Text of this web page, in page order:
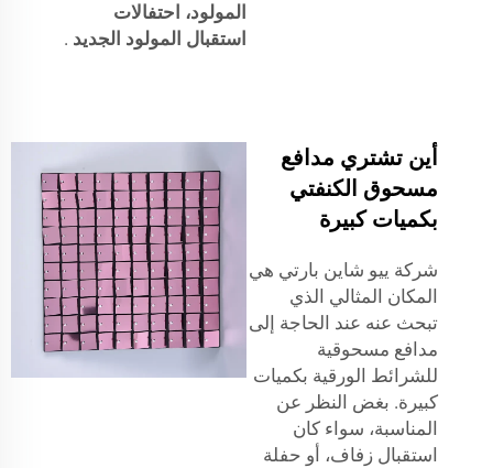
المولود، احتفالات
استقبال المولود الجديد .
أين تشتري مدافع
مسحوق الكنفتي
بكميات كبيرة
شركة ييو شاين بارتي هي
المكان المثالي الذي
تبحث عنه عند الحاجة إلى
مدافع مسحوقية
للشرائط الورقية بكميات
كبيرة. بغض النظر عن
المناسبة، سواء كان
استقبال زفاف، أو حفلة